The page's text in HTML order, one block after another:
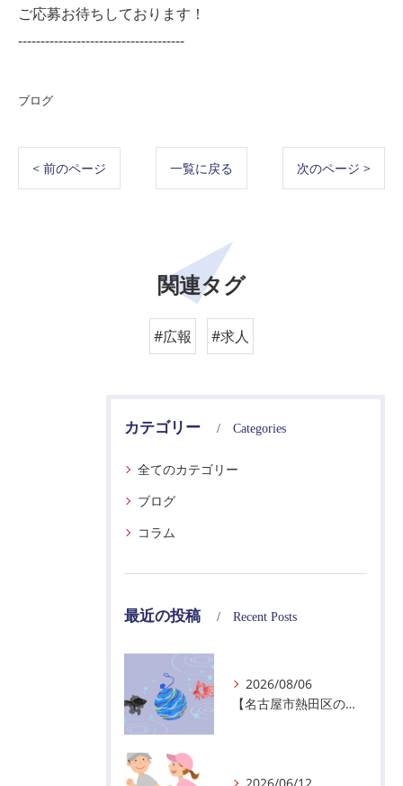
ご応募お待ちしております！
-------------------------------------
ブログ
< 前のページ 一覧に戻る 次のページ >
関連タグ
#広報 #求人
カテゴリー Categories
全てのカテゴリー
ブログ
コラム
最近の投稿 Recent Posts
2026/08/06
【名古屋市熱田区の警備会社】夏季休業のお知らせ